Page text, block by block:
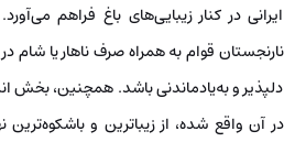
ایرانی در کنار زیبایی‌های باغ فراهم
نارنجستان قوام به همراه صرف ناهار یا شام
دلپذیر و به‌یادماندنی باشد. همچنین، بخش
در آن واقع شده، از زیباترین و